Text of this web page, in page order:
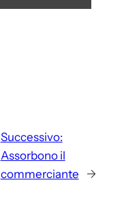
Successivo:
Assorbono il
commerciante
→